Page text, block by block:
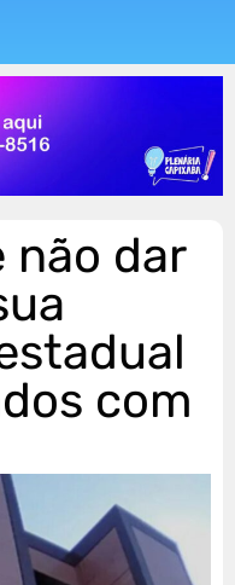
não dar
com